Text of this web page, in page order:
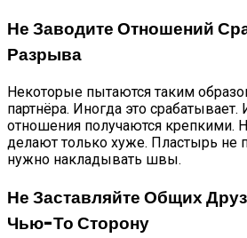
Не Заводите Отношений
Разрыва
Некоторые пытаются таким
партнёра. Иногда это
отношения получаются крепкими.
делают только хуже. Пластырь не
нужно накладывать швы.
Не Заставляйте Общих
Чью-То Сторону